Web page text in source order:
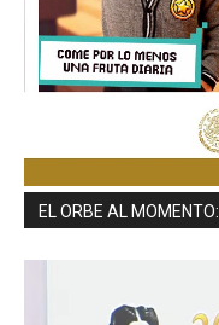
EL ORBE AL MOMENTO: